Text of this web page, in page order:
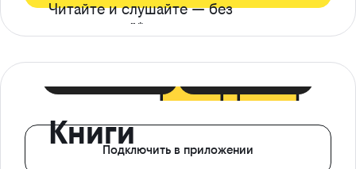
Читайте и слушайте — без
ограничений*
КнигиПодключить в приложении